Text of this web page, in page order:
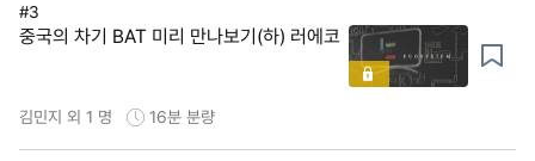
#3
중국의 차기 BAT 미리 만나보기(하) 러에코
김민지 외 1 명 16분 분량